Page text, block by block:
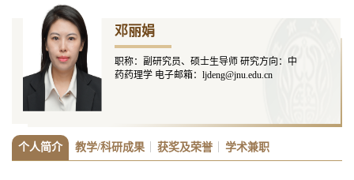
邓丽娟
职称：副研究员、硕士生导师 研究方向：中
药药理学 电子邮箱：ljdeng@jnu.edu.cn
个人简介 教学/科研成果 获奖及荣誉 学术兼职